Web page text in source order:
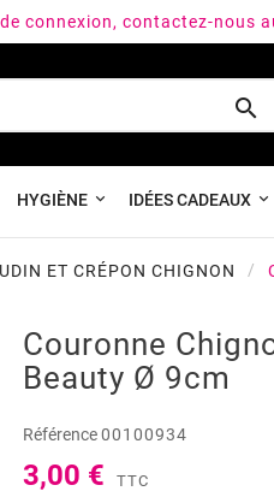
connexion, contactez-nous

HYGIÈNE IDÉES CADEAUX
ET CRÉPON CHIGNON
Couronne
Beauty Ø 9cm
Référence00100934
3,00 € TTC